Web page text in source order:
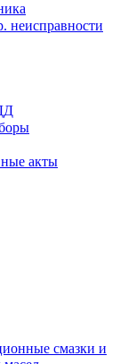
акты
смазки и